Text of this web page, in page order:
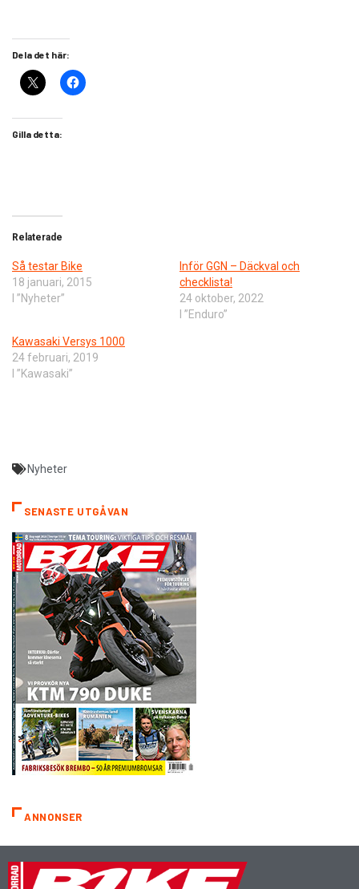
Dela det här:
Gilla detta:
Relaterade
Så testar Bike
18 januari, 2015
I ”Nyheter”
Inför GGN – Däckval och
checklista!
24 oktober, 2022
I ”Enduro”
Kawasaki Versys 1000
24 februari, 2019
I ”Kawasaki”
Nyheter
SENASTE UTGÅVAN
ANNONSER